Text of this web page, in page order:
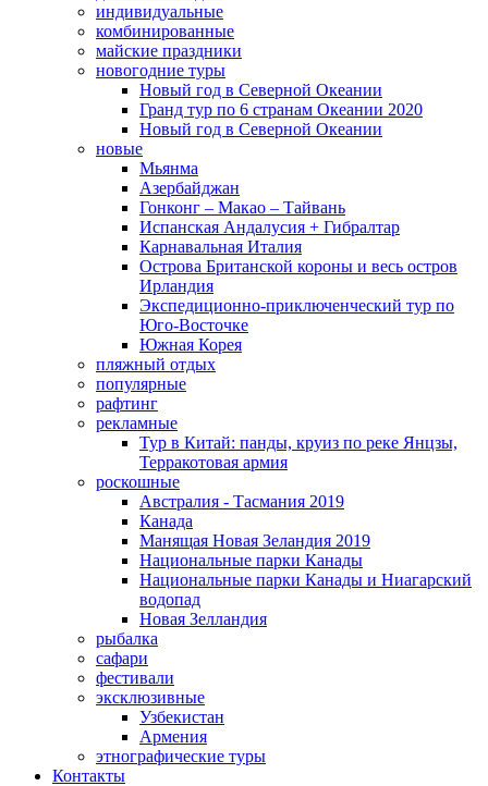
индивидуальные
комбинированные
майские праздники
новогодние туры
Новый год в Северной Океании
Гранд тур по 6 странам Океании 2020
Новый год в Северной Океании
новые
Мьянма
Азербайджан
Гонконг – Макао – Тайвань
Испанская Андалусия + Гибралтар
Карнавальная Италия
Острова Британской короны и весь остров
Ирландия
Экспедиционно-приключенческий тур по
Юго-Восточке
Южная Корея
пляжный отдых
популярные
рафтинг
рекламные
Тур в Китай: панды, круиз по реке Янцзы,
Терракотовая армия
роскошные
Австралия - Тасмания 2019
Канада
Манящая Новая Зеландия 2019
Национальные парки Канады
Национальные парки Канады и Ниагарский
водопад
Новая Зелландия
рыбалка
сафари
фестивали
эксклюзивные
Узбекистан
Армения
этнографические туры
Контакты